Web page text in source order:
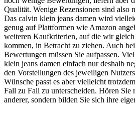
Qualität. Wenige Rezensionen sind also
Das calvin klein jeans damen wird
genug auf Plattformen wie Amazon
weiteren Kaufkriterien, auf die wir gleich
kommen, in Betracht zu ziehen. Auch
Bewertungen müssen Sie aufpassen.
klein jeans damen einfach nur deshalb
den Vorstellungen des jeweiligen
Wünsche passt es aber vielleicht
Fall zu Fall zu unterscheiden. Hören
anderer, sondern bilden Sie sich ihre